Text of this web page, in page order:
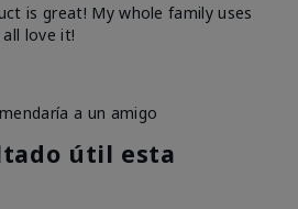
is great! My whole family uses
love it!
a un amigo
útil esta